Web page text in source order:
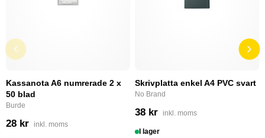
Kassanota A6 numrerade 2 x
50 blad
Burde
28 kr inkl. moms
Skrivplatta enkel A4 PVC svart
No Brand
38 kr inkl. moms
I lager